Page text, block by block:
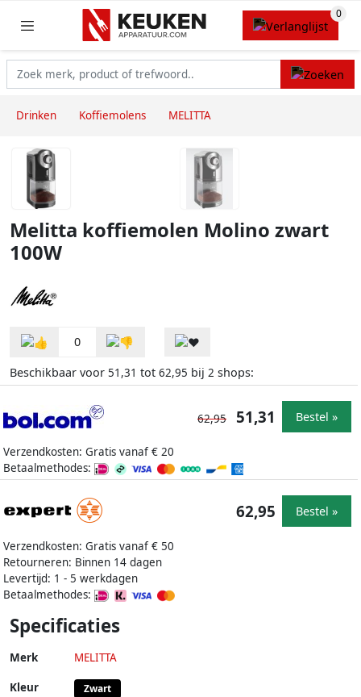
Drinken Koffiemolens MELITTA
Melitta koffiemolen Molino zwart
100W
0
Beschikbaar voor 51,31 tot 62,95 bij 2 shops:
Verzendkosten: Gratis vanaf € 20
Betaalmethodes:
62,95 51,31 Bestel »
Verzendkosten: Gratis vanaf € 50
Retourneren: Binnen 14 dagen
Levertijd: 1 - 5 werkdagen
Betaalmethodes:
62,95 Bestel »
Specificaties
Merk MELITTA
Kleur Zwart